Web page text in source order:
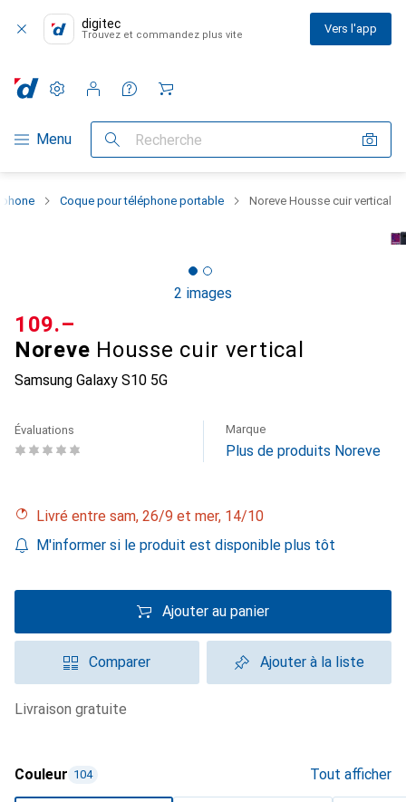
digitec
Trouvez et commandez plus vite Vers l'app
Navigation par catégorie
Menu Recherche
Paramètres
Compte client
Listes de comparaison
Listes d'envies
Panier
Coque pour téléphone portable Noreve Housse cuir vertical
2 images
Noreve Housse cuir vertical
Samsung Galaxy S10 5G
CHF
109.–
Évaluations Marque
Plus de produits Noreve
Livré entre sam, 26/9 et mer, 14/10
M'informer si le produit est disponible plus tôt
Ajouter au panier
Comparer Ajouter à la liste
livraison gratuite
Couleur 104 Tout afficher